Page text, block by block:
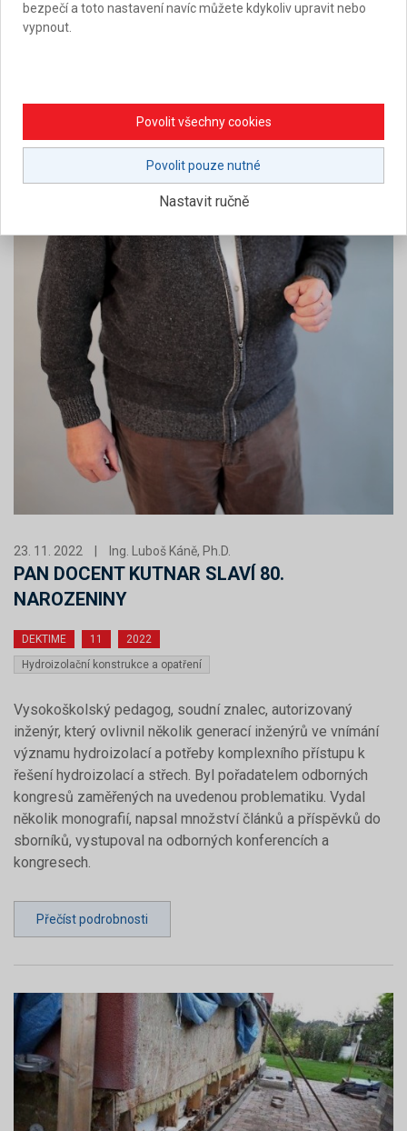
23. 11. 2022 Ing. Luboš Káně, Ph.D.
PAN DOCENT KUTNAR SLAVÍ 80.
NAROZENINY
DEKTIME 11
2022
Hydroizolační konstrukce a opatření
Vysokoškolský pedagog, soudní znalec, autorizovaný
inženýr, který ovlivnil několik generací inženýrů ve vnímání
významu hydroizolací a potřeby komplexního přístupu k
řešení hydroizolací a střech. Byl pořadatelem odborných
kongresů zaměřených na uvedenou problematiku. Vydal
několik monografií, napsal množství článků a příspěvků do
sborníků, vystupoval na odborných konferencích a
kongresech.
Přečíst podrobnosti
bezpečí a toto nastavení navíc můžete kdykoliv upravit nebo
vypnout.
Povolit všechny cookies
Povolit pouze nutné
Nastavit ručně